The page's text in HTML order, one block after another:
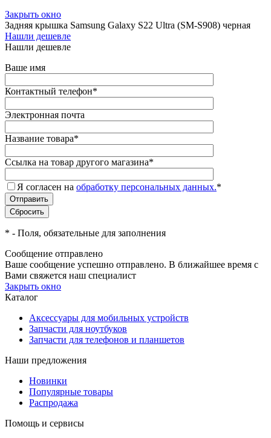
Закрыть окно
Задняя крышка Samsung Galaxy S22 Ultra (SM-S908) черная
Нашли дешевле
Нашли дешевле
Ваше имя
Контактный телефон*
Электронная почта
Название товара*
Ссылка на товар другого магазина*
Я согласен на обработку персональных данных.*
* - Поля, обязательные для заполнения
Сообщение отправлено
Ваше сообщение успешно отправлено. В ближайшее время с
Вами свяжется наш специалист
Закрыть окно
Каталог
Аксессуары для мобильных устройств
Запчасти для ноутбуков
Запчасти для телефонов и планшетов
Наши предложения
Новинки
Популярные товары
Распродажа
Помощь и сервисы